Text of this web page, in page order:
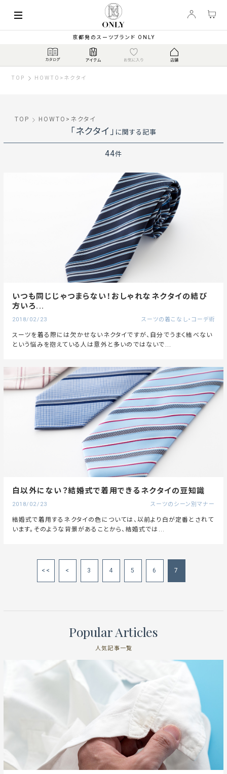
京都発のスーツブランド ONLY
TOP HOWTO > ネクタイ
TOP HOWTO > ネクタイ
「ネクタイ」 に関する記事
44件
いつも同じじゃつまらない！おしゃれなネクタイの結び
方いろ...
2018/02/23 スーツの着こなし・コーデ術
スーツを着る際には欠かせないネクタイですが、自分でうまく結べない
という悩みを抱えている人は意外と多いのではないで...
白以外にない？結婚式で着用できるネクタイの豆知識
2018/02/23 スーツのシーン別マナー
結婚式で着用するネクタイの色については、以前より白が定番とされて
います。そのような背景があることから、結婚式では...
<< < 3 4 5 6 7
Popular Articles
人気記事一覧